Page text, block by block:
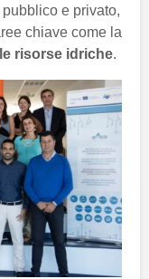
e privato,
chiave come la
risorse idriche.